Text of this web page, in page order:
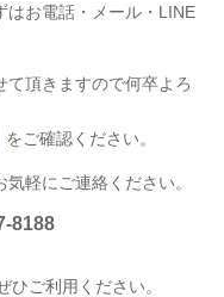
はお電話・メール・LINE
頂きますので何卒よろ
をご確認ください。
軽にご連絡ください。
8188
ひご利用ください。